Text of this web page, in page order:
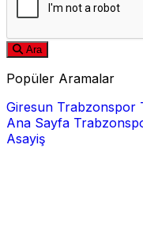
Ara
Popüler Aramalar
Giresun Trabzonspor
Ana Sayfa
Asayiş